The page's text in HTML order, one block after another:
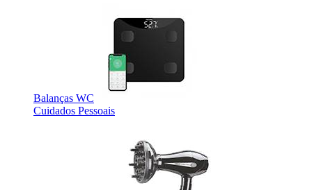
Balanças WC
Cuidados Pessoais